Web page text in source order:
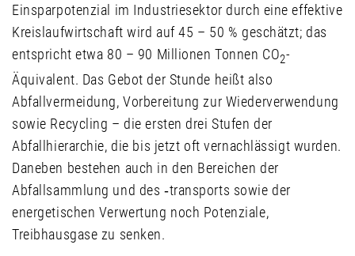
Einsparpotenzial im Industriesektor durch eine effektive
Kreislaufwirtschaft wird auf 45 – 50 % geschätzt; das
entspricht etwa 80 – 90 Millionen Tonnen CO2-
Äquivalent. Das Gebot der Stunde heißt also
Abfallvermeidung, Vorbereitung zur Wiederverwendung
sowie Recycling – die ersten drei Stufen der
Abfallhierarchie, die bis jetzt oft vernachlässigt wurden.
Daneben bestehen auch in den Bereichen der
Abfallsammlung und des ‑transports sowie der
energetischen Verwertung noch Potenziale,
Treibhausgase zu senken.